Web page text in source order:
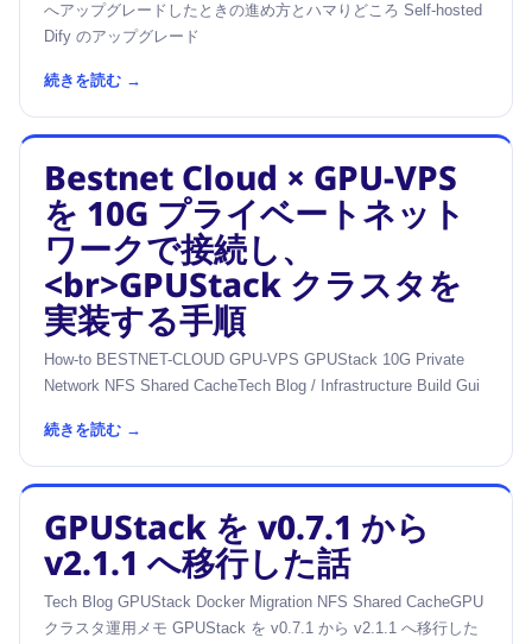
へアップグレードしたときの進め方とハマりどころ Self-hosted
Dify のアップグレード
続きを読む →
Bestnet Cloud × GPU-VPS
を 10G プライベートネット
ワークで接続し、
<br>GPUStack クラスタを
実装する手順
How-to BESTNET-CLOUD GPU-VPS GPUStack 10G Private
Network NFS Shared CacheTech Blog / Infrastructure Build Gui
続きを読む →
GPUStack を v0.7.1 から
v2.1.1 へ移行した話
Tech Blog GPUStack Docker Migration NFS Shared CacheGPU
クラスタ運用メモ GPUStack を v0.7.1 から v2.1.1 へ移行した